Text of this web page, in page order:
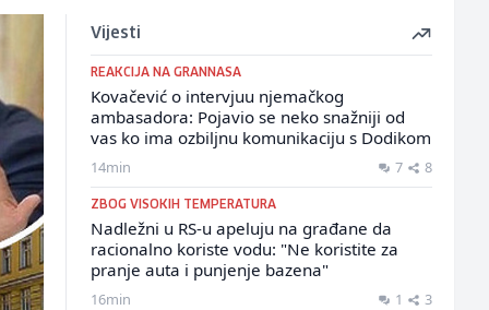
Vijesti
REAKCIJA NA GRANNASA
Kovačević o intervjuu njemačkog
ambasadora: Pojavio se neko snažniji od
vas ko ima ozbiljnu komunikaciju s Dodikom
14min 7 8
ZBOG VISOKIH TEMPERATURA
Nadležni u RS-u apeluju na građane da
racionalno koriste vodu: "Ne koristite za
pranje auta i punjenje bazena"
16min 1 3